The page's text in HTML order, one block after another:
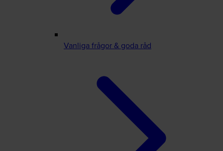
Vanliga frågor & goda råd